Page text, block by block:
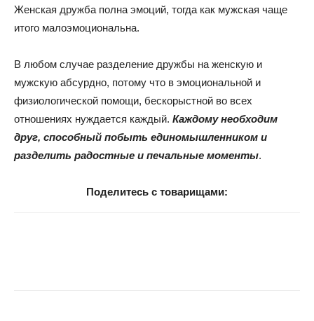
Женская дружба полна эмоций, тогда как мужская чаще
итого малоэмоциональна.
В любом случае разделение дружбы на женскую и
мужскую абсурдно, потому что в эмоциональной и
физиологической помощи, бескорыстной во всех
отношениях нуждается каждый. Каждому необходим
друг, способный побыть единомышленником и
разделить радостные и печальные моменты.
Поделитесь с товарищами: